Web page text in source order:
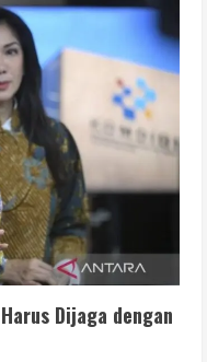
Aman Harus Dijaga
HUT ke-81 RI
Menjaga
dan Optimisme
Dijaga dengan